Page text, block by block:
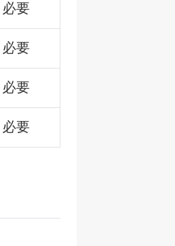
必要
必要
必要
必要